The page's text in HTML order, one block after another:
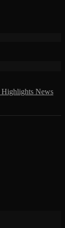
Highlights News